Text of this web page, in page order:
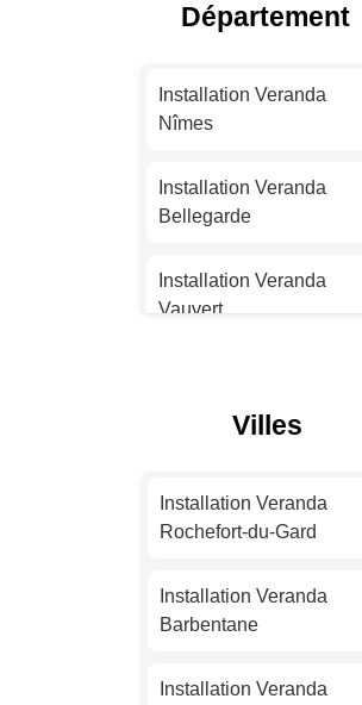
Installation Veranda Nice
Installation Veranda
Nantes
Installation Veranda
Strasbourg
Installation Veranda
Montpellier
Installation Veranda
Installation Veranda
Département
Installation Veranda
Nîmes
Installation Veranda
Bellegarde
Installation Veranda
Vauvert
Installation Veranda
Installation Veranda
Villes
Installation Veranda
Rochefort-du-Gard
Installation Veranda
Barbentane
Installation Veranda